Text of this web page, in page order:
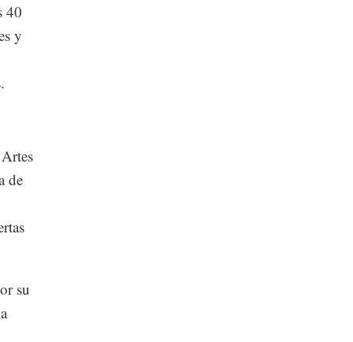
40
y
de
su